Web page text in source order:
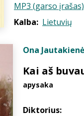
MP3 (garso įrašas)
Kalba: Lietuvių
Ona Jautakienė
Kai aš
apysaka
Diktorius: